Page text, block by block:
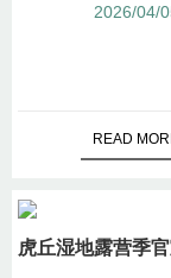
2026/04/
READ